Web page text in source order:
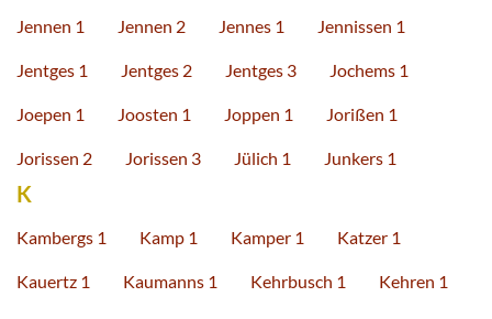
Jennen 1 Jennen 2 Jennes 1 Jennissen 1
Jentges 1 Jentges 2 Jentges 3 Jochems 1
Joepen 1 Joosten 1 Joppen 1 Jorißen 1
Jorissen 2 Jorissen 3 Jülich 1 Junkers 1
K
Kambergs 1 Kamp 1 Kamper 1 Katzer 1
Kauertz 1 Kaumanns 1 Kehrbusch 1 Kehren 1